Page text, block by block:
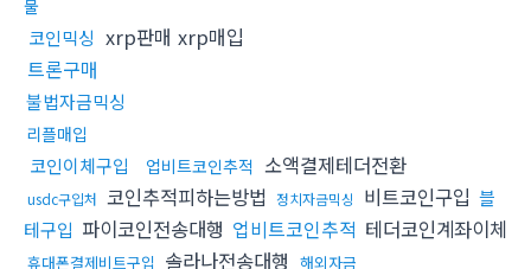
물
코인믹싱 xrp판매 xrp매입
트론구매
불법자금믹싱
리플매입
코인이체구입 업비트코인추적 소액결제테더전환
usdc구입처 코인추적피하는방법 정치자금믹싱 비트코인구입 블
테구입 파이코인전송대행 업비트코인추적 테더코인계좌이체
휴대폰결제비트구입 솔라나전송대행 해외자금